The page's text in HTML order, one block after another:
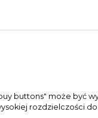
buttons" może być
rozdzielczości